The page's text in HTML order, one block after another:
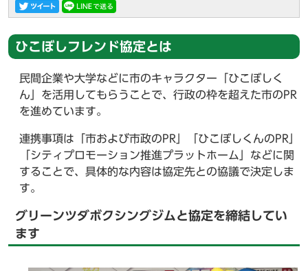
ひこぼしフレンド協定とは
民間企業や大学などに市のキャラクター「ひこぼしく
ん」を活用してもらうことで、行政の枠を超えた市のPR
を進めています。
連携事項は「市および市政のPR」「ひこぼしくんのPR」
「シティプロモーション推進プラットホーム」などに関
することで、具体的な内容は協定先との協議で決定しま
す。
グリーンツダボクシングジムと協定を締結してい
ます